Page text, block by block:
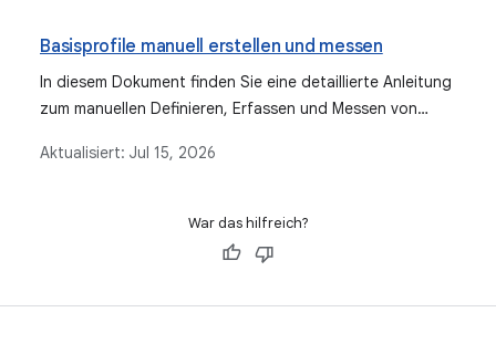
Basisprofile manuell erstellen und messen
In diesem Dokument finden Sie eine detaillierte Anleitung
zum manuellen Definieren, Erfassen und Messen von
Alternative zu automatisierten Generierungsmethoden
Aktualisiert: Jul 15, 2026
War das hilfreich?